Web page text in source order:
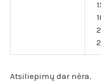
Atsiliepimų dar nėra.